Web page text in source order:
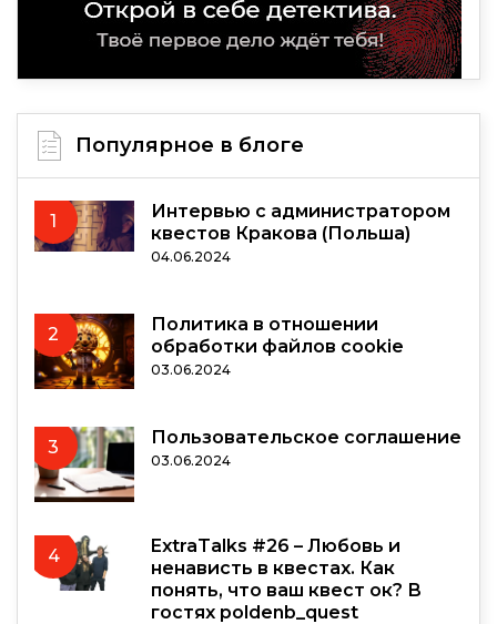
Популярное в блоге
1
Интервью с администратором
квестов Кракова (Польша)
04.06.2024
2
Политика в отношении
обработки файлов cookie
03.06.2024
3 Пользовательское соглашение
03.06.2024
4
ExtraTalks #26 – Любовь и
ненависть в квестах. Как
понять, что ваш квест ок? В
гостях poldenb_quest